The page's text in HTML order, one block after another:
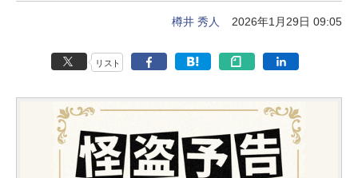
樽井 秀人 2026年1月29日 09:05
リスト